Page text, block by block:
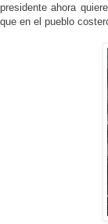
presidente ahora
que en el pueblo